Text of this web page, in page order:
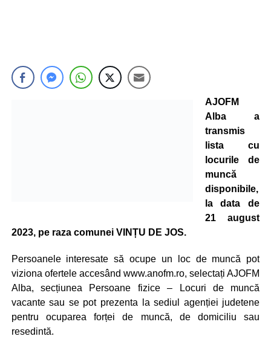
AJOFM
Alba a
transmis
lista cu
locurile de
muncă
disponibile,
la data de
21 august
2023, pe raza comunei VINȚU DE JOS.
Persoanele interesate să ocupe un loc de muncă pot
viziona ofertele accesând www.anofm.ro, selectați AJOFM
Alba, secțiunea Persoane fizice – Locuri de muncă
vacante sau se pot prezenta la sediul agenției judetene
pentru ocuparea forței de muncă, de domiciliu sau
resedintă.